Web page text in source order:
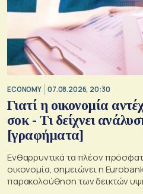
ECONOMY 07.08.2026, 20:30
Γιατί η οικονομία
σοκ - Τι δείχνει
[γραφήματα]
Ενθαρρυντικά τα πλέον
οικονομία, σημειώνει η
παρακολούθηση των δεικτών